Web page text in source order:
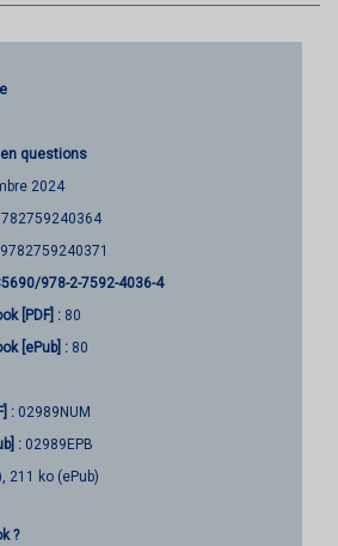
questions
2024
9782759240371
978-2-7592-4036-4
[PDF] : 80
[ePub] : 80
: 02989NUM
: 02989EPB
211 ko (ePub)
?